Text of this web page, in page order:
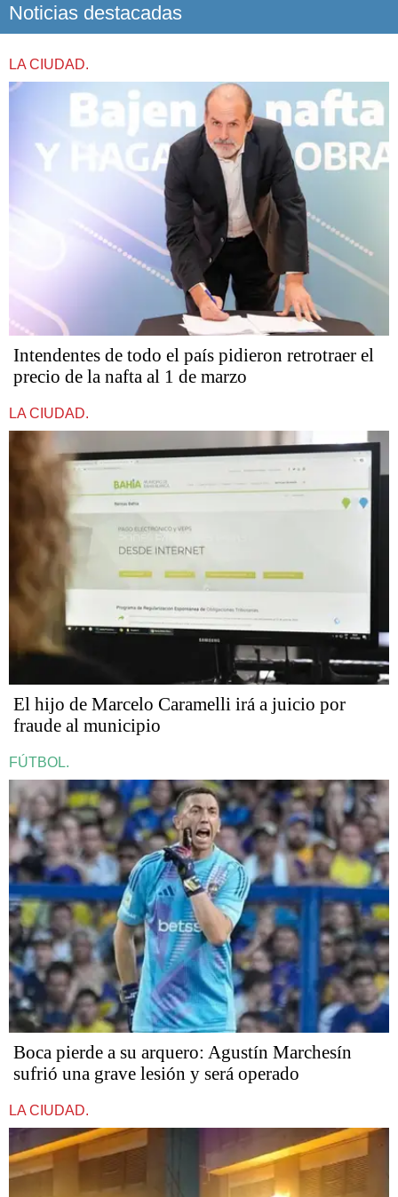
Noticias destacadas
LA CIUDAD.
Intendentes de todo el país pidieron retrotraer el
precio de la nafta al 1 de marzo
LA CIUDAD.
​​​​​El hijo de Marcelo Caramelli irá a juicio por
fraude al municipio
FÚTBOL.
Boca pierde a su arquero: Agustín Marchesín
sufrió una grave lesión y será operado
LA CIUDAD.